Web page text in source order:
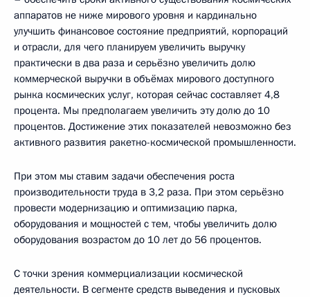
аппаратов не ниже мирового уровня и кардинально
улучшить финансовое состояние предприятий, корпораций
и отрасли, для чего планируем увеличить выручку
практически в два раза и серьёзно увеличить долю
коммерческой выручки в объёмах мирового доступного
рынка космических услуг, которая сейчас составляет 4,8
процента. Мы предполагаем увеличить эту долю до 10
процентов. Достижение этих показателей невозможно без
активного развития ракетно-космической промышленности.
При этом мы ставим задачи обеспечения роста
производительности труда в 3,2 раза. При этом серьёзно
провести модернизацию и оптимизацию парка,
оборудования и мощностей с тем, чтобы увеличить долю
оборудования возрастом до 10 лет до 56 процентов.
С точки зрения коммерциализации космической
деятельности. В сегменте средств выведения и пусковых